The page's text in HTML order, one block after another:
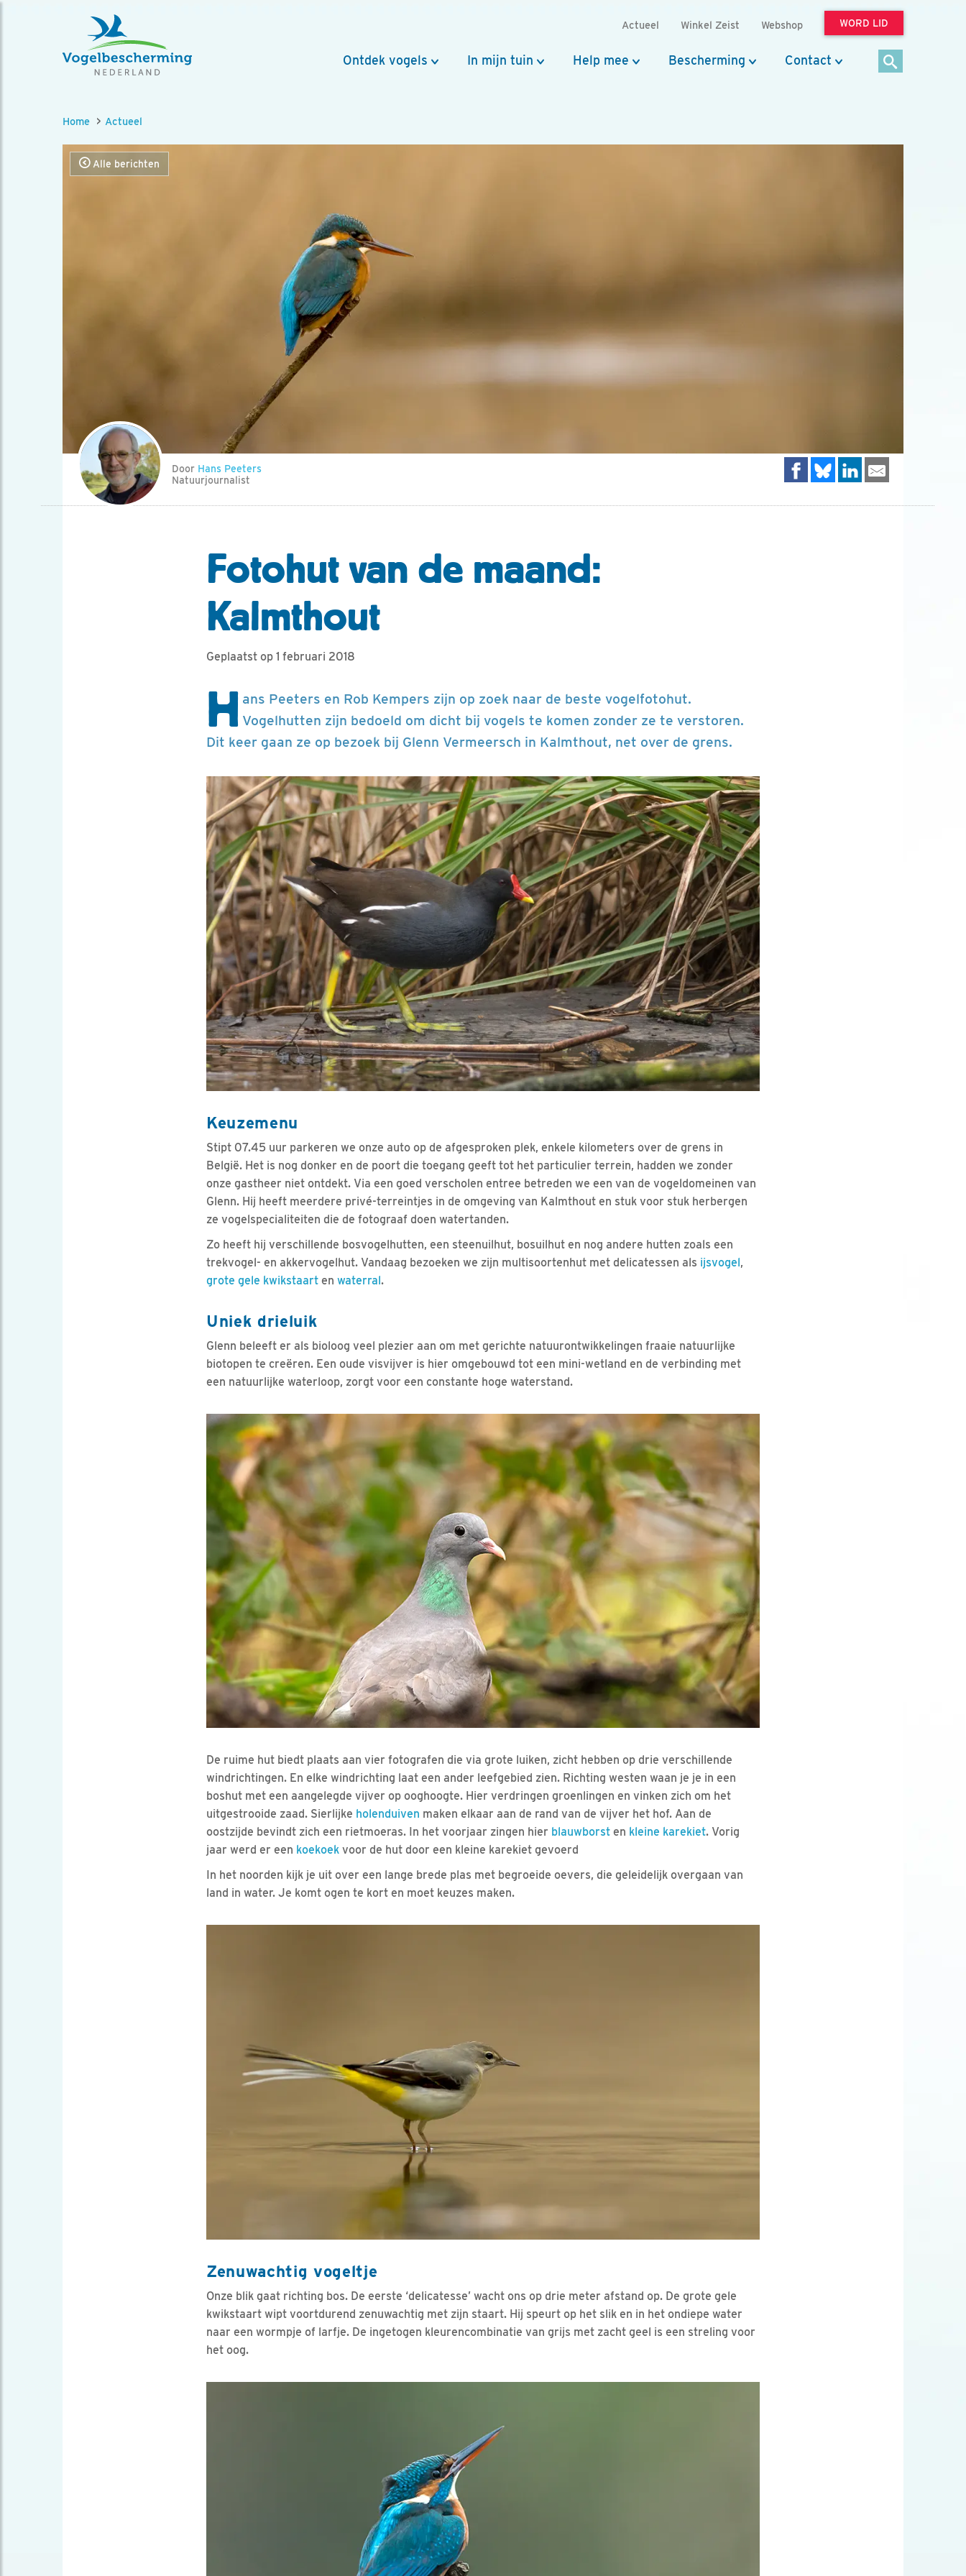
Actueel Winkel Zeist Webshop WORD LID
Ontdek vogels In mijn tuin Help mee Bescherming Contact
Home Actueel
Alle berichten
Door Hans Peeters
Natuurjournalist
Fotohut van de maand:
Kalmthout
Geplaatst op 1 februari 2018
H ans Peeters en Rob Kempers zijn op zoek naar de beste vogelfotohut.
Vogelhutten zijn bedoeld om dicht bij vogels te komen zonder ze te verstoren.
Dit keer gaan ze op bezoek bij Glenn Vermeersch in Kalmthout, net over de grens.
Keuzemenu
Stipt 07.45 uur parkeren we onze auto op de afgesproken plek, enkele kilometers over de grens in
België. Het is nog donker en de poort die toegang geeft tot het particulier terrein, hadden we zonder
onze gastheer niet ontdekt. Via een goed verscholen entree betreden we een van de vogeldomeinen van
Glenn. Hij heeft meerdere privé-terreintjes in de omgeving van Kalmthout en stuk voor stuk herbergen
ze vogelspecialiteiten die de fotograaf doen watertanden.
Zo heeft hij verschillende bosvogelhutten, een steenuilhut, bosuilhut en nog andere hutten zoals een
trekvogel- en akkervogelhut. Vandaag bezoeken we zijn multisoortenhut met delicatessen als ijsvogel,
grote gele kwikstaart en waterral.
Uniek drieluik
Glenn beleeft er als bioloog veel plezier aan om met gerichte natuurontwikkelingen fraaie natuurlijke
biotopen te creëren. Een oude visvijver is hier omgebouwd tot een mini-wetland en de verbinding met
een natuurlijke waterloop, zorgt voor een constante hoge waterstand.
De ruime hut biedt plaats aan vier fotografen die via grote luiken, zicht hebben op drie verschillende
windrichtingen. En elke windrichting laat een ander leefgebied zien. Richting westen waan je je in een
boshut met een aangelegde vijver op ooghoogte. Hier verdringen groenlingen en vinken zich om het
uitgestrooide zaad. Sierlijke holenduiven maken elkaar aan de rand van de vijver het hof. Aan de
oostzijde bevindt zich een rietmoeras. In het voorjaar zingen hier blauwborst en kleine karekiet. Vorig
jaar werd er een koekoek voor de hut door een kleine karekiet gevoerd
In het noorden kijk je uit over een lange brede plas met begroeide oevers, die geleidelijk overgaan van
land in water. Je komt ogen te kort en moet keuzes maken.
Zenuwachtig vogeltje
Onze blik gaat richting bos. De eerste ‘delicatesse’ wacht ons op drie meter afstand op. De grote gele
kwikstaart wipt voortdurend zenuwachtig met zijn staart. Hij speurt op het slik en in het ondiepe water
naar een wormpje of larfje. De ingetogen kleurencombinatie van grijs met zacht geel is een streling voor
het oog.